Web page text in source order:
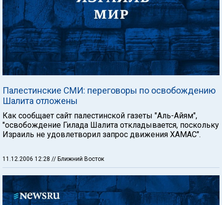
Палестинские СМИ: переговоры по освобождению
Шалита отложены
Как сообщает сайт палестинской газеты "Аль-Айям",
"освобождение Гилада Шалита откладывается, поскольку
Израиль не удовлетворил запрос движения ХАМАС".
11.12.2006 12:28 // Ближний Восток